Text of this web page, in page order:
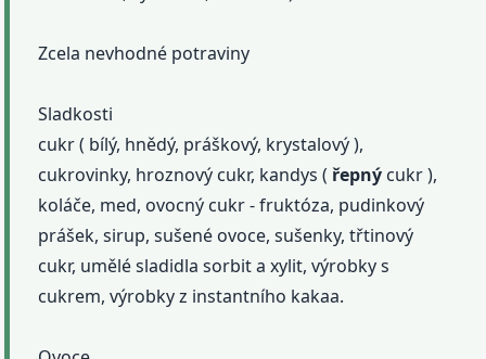
Zcela nevhodné potraviny
Sladkosti
cukr ( bílý, hnědý, práškový, krystalový ),
cukrovinky, hroznový cukr, kandys ( řepný cukr ),
koláče, med, ovocný cukr - fruktóza, pudinkový
prášek, sirup, sušené ovoce, sušenky, třtinový
cukr, umělé sladidla sorbit a xylit, výrobky s
cukrem, výrobky z instantního kakaa.